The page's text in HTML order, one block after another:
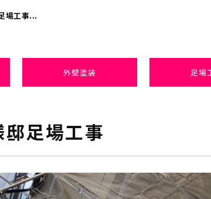
場工事...
外壁塗装 足場
足場工事